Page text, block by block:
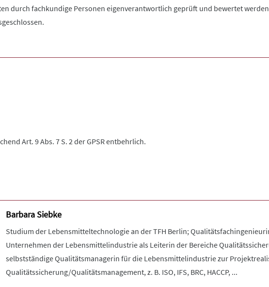
durch fachkundige Personen eigenverantwortlich geprüft und bewertet
Art. 9 Abs. 7 S. 2 der GPSR entbehrlich.
Barbara Siebke
Studium der Lebensmitteltechnologie an der TFH Berlin;
Unternehmen der Lebensmittelindustrie als Leiterin der Bereiche
selbstständige Qualitätsmanagerin für die Lebensmittelindustrie zur
Qualitätssicherung/Qualitätsmanagement, z. B. ISO, IFS, BRC, HACCP, ...